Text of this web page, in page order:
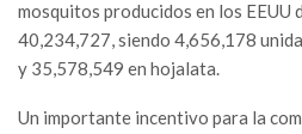
mosquitos producidos en los EEUU
40,234,727, siendo 4,656,178
y 35,578,549 en hojalata.
Un importante incentivo para la